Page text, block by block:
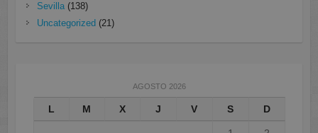
Sevilla(138)
Uncategorized (21)
AGOSTO 2026
L M X J V S D